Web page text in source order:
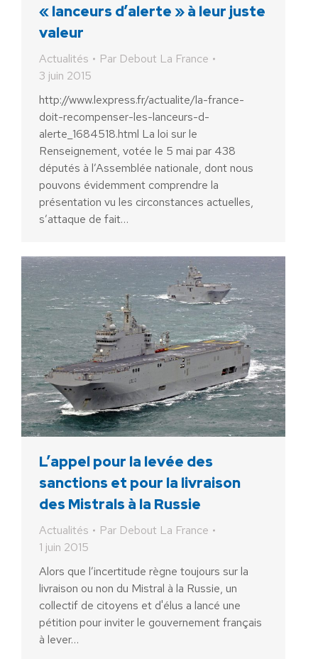
« lanceurs d’alerte » à leur juste
valeur
Actualités Par Debout La France
3 juin 2015
http://www.lexpress.fr/actualite/la-france-
doit-recompenser-les-lanceurs-d-
alerte_1684518.html La loi sur le
Renseignement, votée le 5 mai par 438
députés à l’Assemblée nationale, dont nous
pouvons évidemment comprendre la
présentation vu les circonstances actuelles,
s’attaque de fait…
L’appel pour la levée des
sanctions et pour la livraison
des Mistrals à la Russie
Actualités Par Debout La France
1 juin 2015
Alors que l’incertitude règne toujours sur la
livraison ou non du Mistral à la Russie, un
collectif de citoyens et d'élus a lancé une
pétition pour inviter le gouvernement français
à lever…